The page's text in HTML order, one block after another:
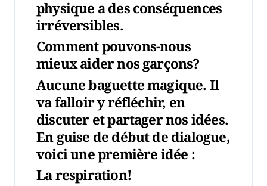
physique a des conséquences
irréversibles.
Comment pouvons-nous
mieux aider nos garçons?
Aucune baguette magique. Il
va falloir y réfléchir, en
discuter et partager nos idées.
En guise de début de dialogue,
voici une première idée :
La respiration!